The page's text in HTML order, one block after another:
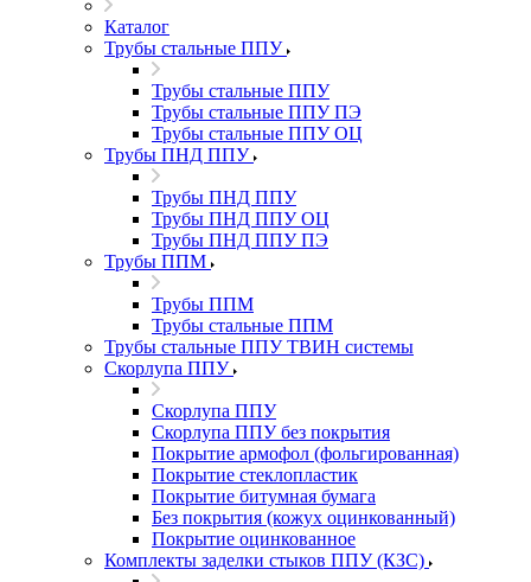
Каталог
Трубы стальные ППУ
Трубы стальные ППУ
Трубы стальные ППУ ПЭ
Трубы стальные ППУ ОЦ
Трубы ПНД ППУ
Трубы ПНД ППУ
Трубы ПНД ППУ ОЦ
Трубы ПНД ППУ ПЭ
Трубы ППМ
Трубы ППМ
Трубы стальные ППМ
Трубы стальные ППУ ТВИН системы
Скорлупа ППУ
Скорлупа ППУ
Скорлупа ППУ без покрытия
Покрытие армофол (фольгированная)
Покрытие стеклопластик
Покрытие битумная бумага
Без покрытия (кожух оцинкованный)
Покрытие оцинкованное
Комплекты заделки стыков ППУ (КЗС)